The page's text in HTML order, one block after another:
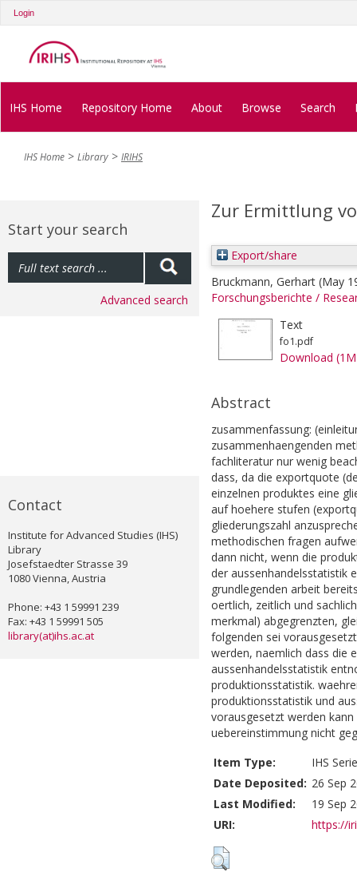
Login
IHS Home Repository Home About Browse Search
IHS Home Library IRIHS
Start your search
Advanced search
Contact
Institute for Advanced Studies (IHS)
Library
Josefstaedter Strasse 39
1080 Vienna, Austria
Phone: +43 1 59991 239
Fax: +43 1 59991 505
library(at)ihs.ac.at
Zur Ermittlung
Export/share
Bruckmann, Gerhart (May
Forschungsberichte /
Text
fo1.pdf
Download
Abstract
zusammenfassung:
zusammenhaengenden
fachliteratur nur wenig
dass, da die exportquote
einzelnen produktes eine
auf hoehere stufen
gliederungszahl
methodischen fragen
dann nicht, wenn die
der aussenhandelsstatistik
grundlegenden arbeit
oertlich, zeitlich und
merkmal) abgegrenzten,
folgenden sei
werden, naemlich dass die
aussenhandelsstatistik
produktionsstatistik.
produktionsstatistik und
vorausgesetzt werden
uebereinstimmung nicht
Item Type:
IHS
Date Deposited: 26 Sep
Last Modified:
19 Sep
URI:
https://